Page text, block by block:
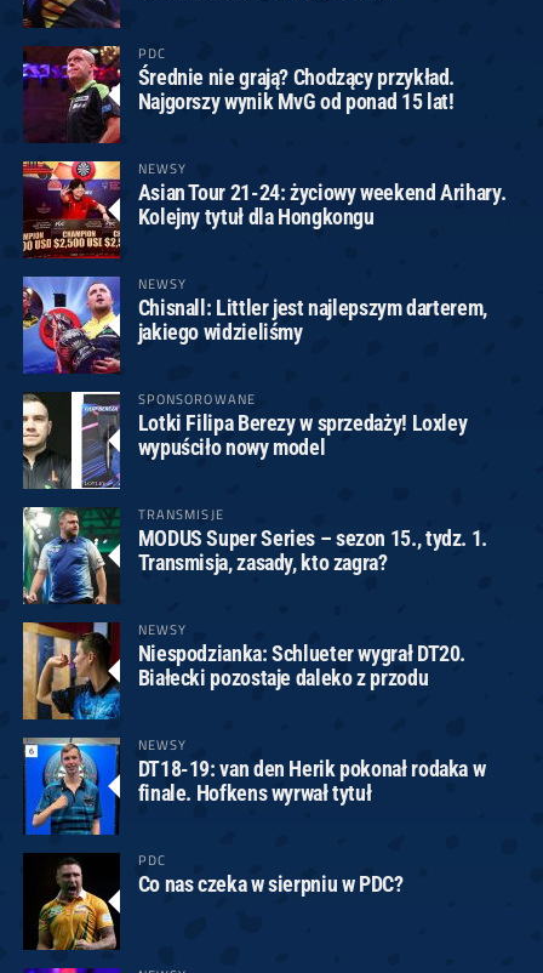
PDC
Średnie nie grają? Chodzący przykład.
Najgorszy wynik MvG od ponad 15 lat!
NEWSY
Asian Tour 21-24: życiowy weekend Arihary.
Kolejny tytuł dla Hongkongu
NEWSY
Chisnall: Littler jest najlepszym darterem,
jakiego widzieliśmy
SPONSOROWANE
Lotki Filipa Berezy w sprzedaży! Loxley
wypuściło nowy model
TRANSMISJE
MODUS Super Series – sezon 15., tydz. 1.
Transmisja, zasady, kto zagra?
NEWSY
Niespodzianka: Schlueter wygrał DT20.
Białecki pozostaje daleko z przodu
NEWSY
DT18-19: van den Herik pokonał rodaka w
finale. Hofkens wyrwał tytuł
PDC
Co nas czeka w sierpniu w PDC?